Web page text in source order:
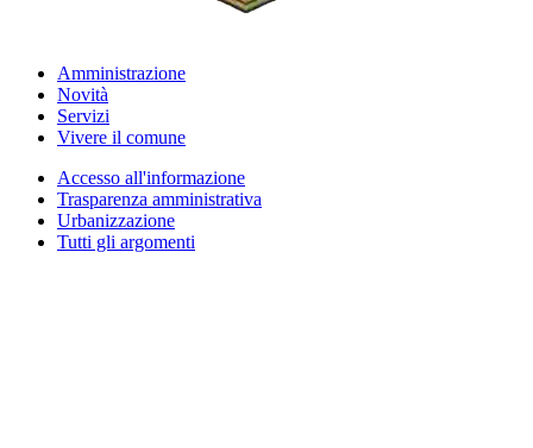
Amministrazione
Novità
Servizi
Vivere il comune
Accesso all'informazione
Trasparenza amministrativa
Urbanizzazione
Tutti gli argomenti